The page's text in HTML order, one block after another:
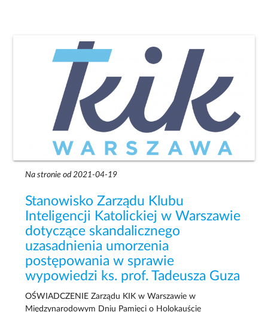
Na stronie od 2021-04-19
Stanowisko Zarządu Klubu
Inteligencji Katolickiej w Warszawie
dotyczące skandalicznego
uzasadnienia umorzenia
postępowania w sprawie
wypowiedzi ks. prof. Tadeusza Guza
OŚWIADCZENIE Zarządu KIK w Warszawie w
Międzynarodowym Dniu Pamięci o Holokauście